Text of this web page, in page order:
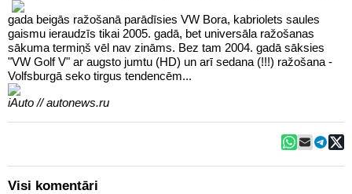
gada beigās ražošanā parādīsies VW Bora, kabriolets saules
gaismu ieraudzīs tikai 2005. gadā, bet universāla ražošanas
sākuma termiņš vēl nav zināms. Bez tam 2004. gadā sāksies
"VW Golf V" ar augsto jumtu (HD) un arī sedana (!!!) ražošana -
Volfsburgā seko tirgus tendencēm...
iAuto // autonews.ru
Visi komentāri